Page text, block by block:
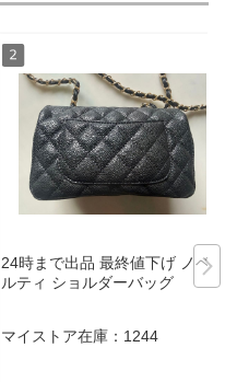
24時まで出品 最終値下げ ノベ
ルティ ショルダーバッグ
マイストア在庫： 1244